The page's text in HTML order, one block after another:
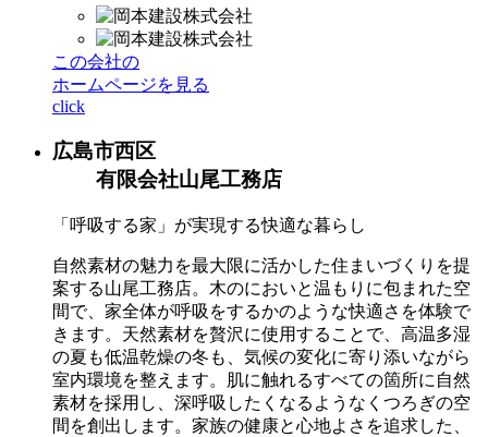
この会社の
ホームページを見る
click
広島市西区
有限会社山尾工務店
「呼吸する家」が実現する快適な暮らし
自然素材の魅力を最大限に活かした住まいづくりを提
案する山尾工務店。木のにおいと温もりに包まれた空
間で、家全体が呼吸をするかのような快適さを体験で
きます。天然素材を贅沢に使用することで、高温多湿
の夏も低温乾燥の冬も、気候の変化に寄り添いながら
室内環境を整えます。肌に触れるすべての箇所に自然
素材を採用し、深呼吸したくなるようなくつろぎの空
間を創出します。家族の健康と心地よさを追求した、